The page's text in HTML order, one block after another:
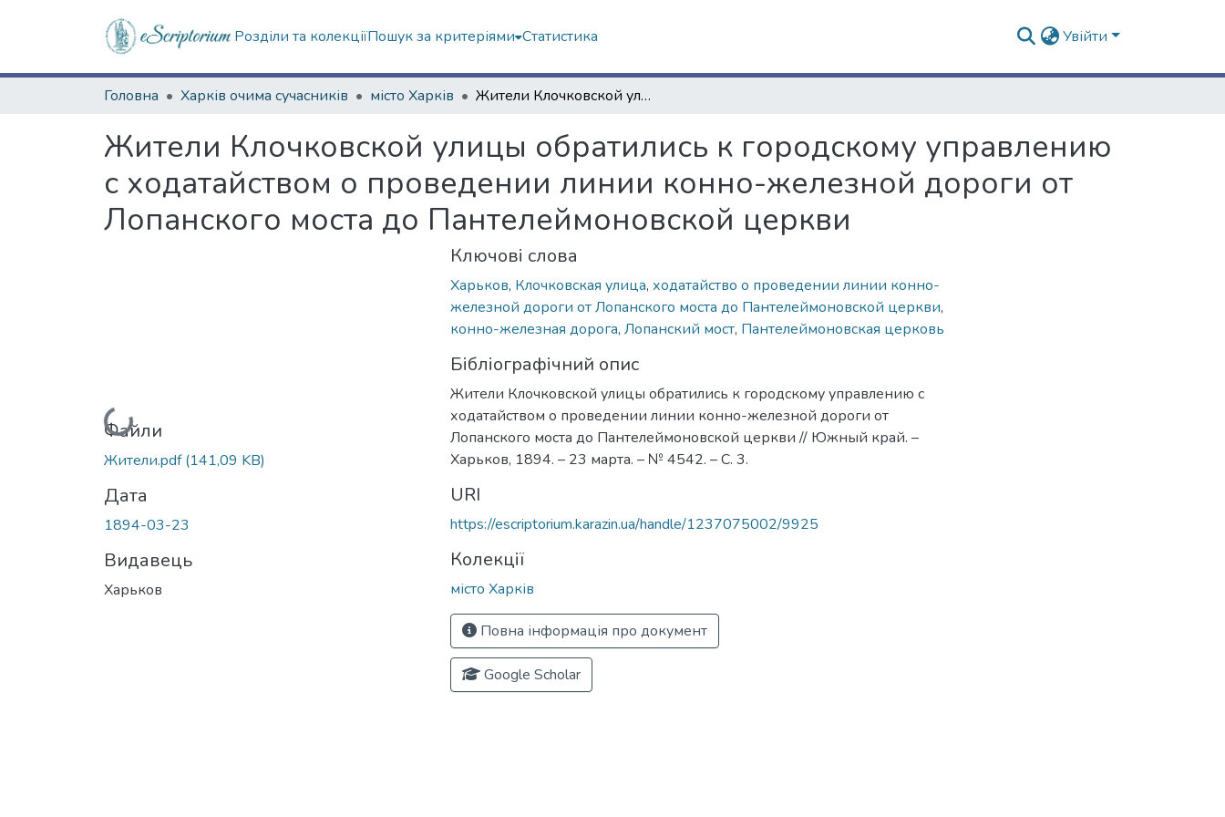
Розділи та колекціїПошук за критеріями Статистика Увійти
Головна Харків очима сучасників місто Харків Жители Клочковской улицы обратились к городскому управлению с ходатайством о проведении линии конно-железной дороги от Лопанского моста до Пантелеймоновской церкви
Жители Клочковской улицы обратились к городскому управлению
с ходатайством о проведении линии конно-железной дороги от
Лопанского моста до Пантелеймоновской церкви
Вантажиться...
Файли
Жители.pdf(141,09 KB)
Дата
1894-03-23
Видавець
Харьков
Ключові слова
Харьков, Клочковская улица, ходатайство о проведении линии конно-
железной дороги от Лопанского моста до Пантелеймоновской церкви,
конно-железная дорога, Лопанский мост, Пантелеймоновская церковь
Бібліографічний опис
Жители Клочковской улицы обратились к городскому управлению с
ходатайством о проведении линии конно-железной дороги от
Лопанского моста до Пантелеймоновской церкви // Южный край. –
Харьков, 1894. – 23 марта. – № 4542. – С. 3.
URI
https://escriptorium.karazin.ua/handle/1237075002/9925
Колекції
місто Харків
Повна інформація про документ
Google Scholar